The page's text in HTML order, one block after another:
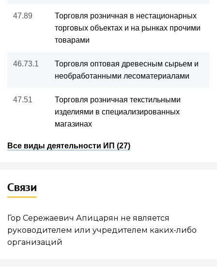
47.89
Торговля розничная в нестационарных
торговых объектах и на рынках прочими
товарами
46.73.1
Торговля оптовая древесным сырьем и
необработанными лесоматериалами
47.51
Торговля розничная текстильными
изделиями в специализированных
магазинах
Все виды деятельности ИП (27)
Связи
Гор Сережаевич Апицарян не является
руководителем или учредителем каких-либо
организаций